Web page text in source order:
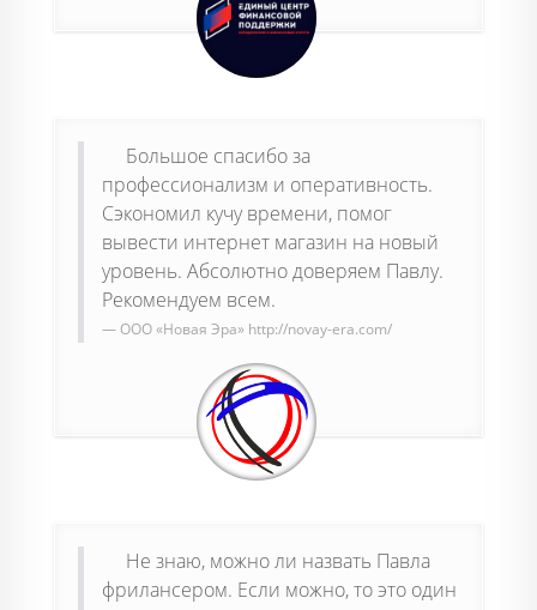
Большое спасибо за
профессионализм и оперативность.
Сэкономил кучу времени, помог
вывести интернет магазин на новый
уровень. Абсолютно доверяем Павлу.
Рекомендуем всем.
ООО «Новая Эра» http://novay-era.com/
Не знаю, можно ли назвать Павла
фрилансером. Если можно, то это один